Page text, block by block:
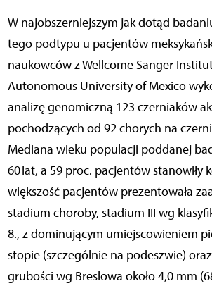
W najobszerniejszym jak dotąd
tego podtypu u pacjentów
naukowców z Wellcome Sanger
Autonomous University of Mexico
analizę genomiczną 123 czerniaków
pochodzących od 92 chorych na
Mediana wieku populacji poddanej
60 lat, a 59 proc. pacjentów stanowiły
większość pacjentów prezentowała
stadium choroby, stadium III wg
8., z dominującym umiejscowieniem
stopie (szczególnie na podeszwie)
grubości wg Breslowa około 4,0 mm